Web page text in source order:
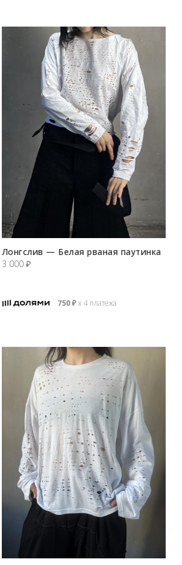
Лонгслив — Белая рваная паутинка
3 000 ₽
750₽х 4 платежа